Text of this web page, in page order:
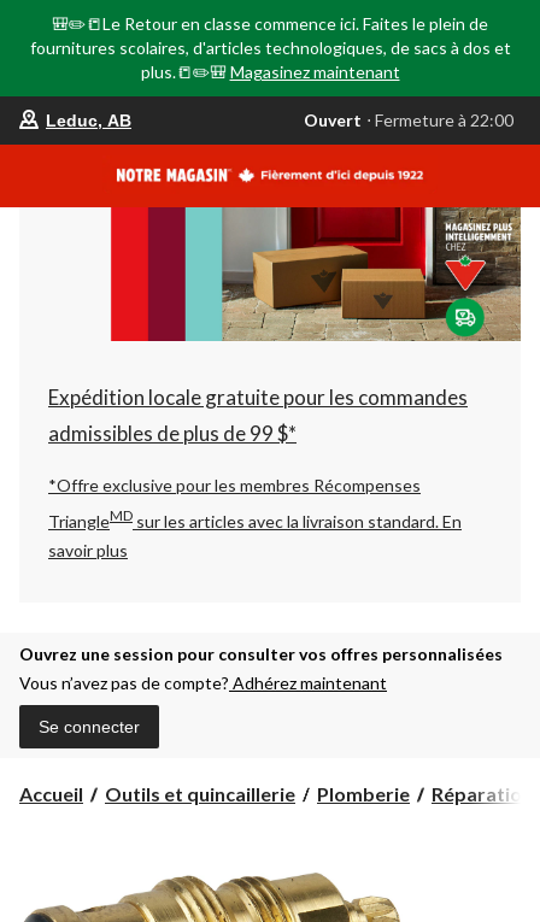
🎒✏️📒Le Retour en classe commence ici. Faites le plein de
fournitures scolaires, d'articles technologiques, de sacs à dos et
plus.📒✏️🎒 Magasinez maintenant
votre
est
AB,
Ouvert,
Fermeture
à
22:00
changer
Leduc, AB Ouvert ⋅ Fermeture à 22:00
Expédition locale gratuite pour les commandes
admissibles de plus de 99 $*
*Offre exclusive pour les membres Récompenses
TriangleMD sur les articles avec la livraison standard.En
savoir plus
Ouvrez une session pour consulter vos offres personnalisées
Vous n’avez pas de compte? Adhérez maintenant
Se connecter
Accueil Outils et quincaillerie Plomberie Réparation